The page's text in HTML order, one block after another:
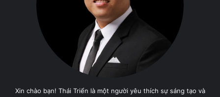
Xin chào bạn! Thái Triển là một người yêu thích sự sáng tạo và